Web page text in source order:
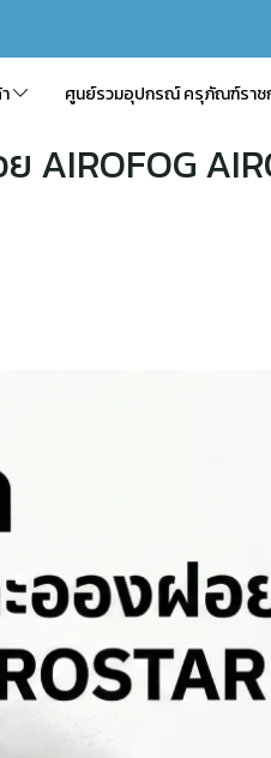
ศูนย์รวมอุปกรณ์ ครุภัณฑ์ราช
AIROFOG